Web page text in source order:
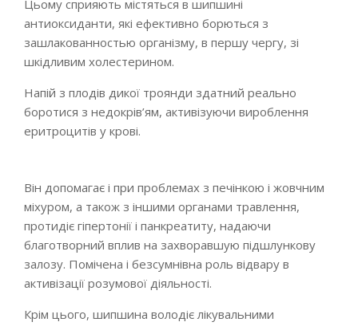
Цьому сприяють містяться в шипшині
антиоксиданти, які ефективно борються з
зашлакованностью організму, в першу чергу, зі
шкідливим холестерином.
Напій з плодів дикої троянди здатний реально
боротися з недокрів’ям, активізуючи вироблення
еритроцитів у крові.
Він допомагає і при проблемах з печінкою і жовчним
міхуром, а також з іншими органами травлення,
протидіє гіпертонії і панкреатиту, надаючи
благотворний вплив на захворавшую підшлункову
залозу. Помічена і безсумнівна роль відвару в
активізації розумової діяльності.
Крім цього, шипшина володіє лікувальними